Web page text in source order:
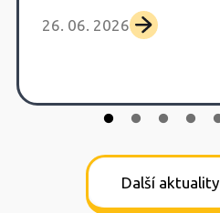
26. 06. 2026
Další aktuality